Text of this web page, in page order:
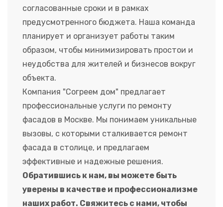
согласованные сроки и в рамках
предусмотренного бюджета. Наша команда
планирует и организует работы таким
образом, чтобы минимизировать простои и
неудобства для жителей и бизнесов вокруг
объекта.
Компания "Согреем дом" предлагает
профессиональные услуги по ремонту
фасадов в Москве. Мы понимаем уникальные
вызовы, с которыми сталкивается ремонт
фасада в столице, и предлагаем
эффективные и надежные решения.
Обратившись к нам, вы можете быть
уверены в качестве и профессионализме
наших работ. Свяжитесь с нами, чтобы